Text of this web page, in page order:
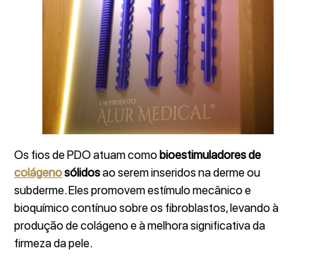
Os fios de PDO atuam comobioestimuladores de
colágenosólidosao serem inseridos na derme ou
subderme. Eles promovem estímulo mecânico e
bioquímico contínuo sobre os fibroblastos, levando à
produção de colágeno e à melhora significativa da
firmeza da pele.